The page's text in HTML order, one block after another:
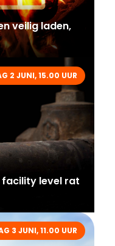
veilig laden,
2 JUNI, 15.00 UUR
level rat
3 JUNI, 11.00 UUR